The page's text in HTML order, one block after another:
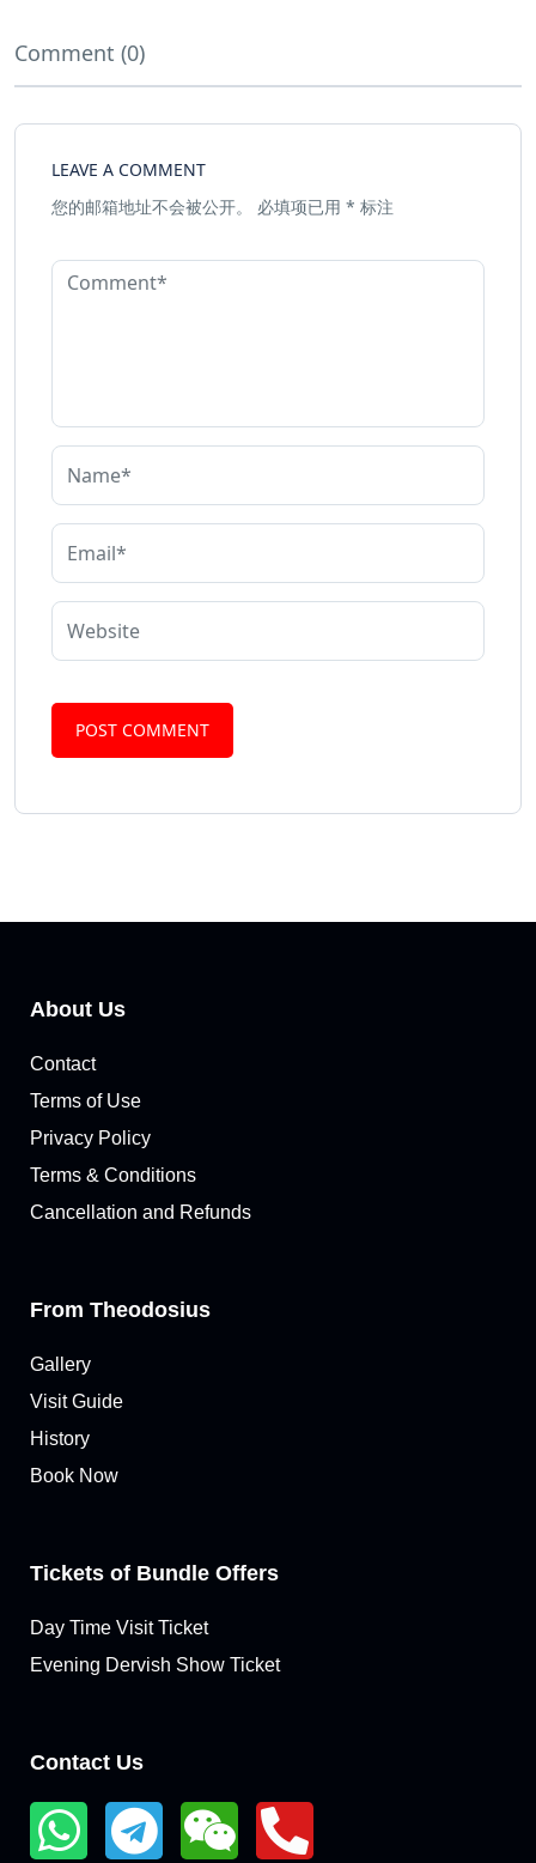
Comment (0)
LEAVE A COMMENT
您的邮箱地址不会被公开。
必填项已用 * 标注
About Us
Contact
Terms of Use
Privacy Policy
Terms & Conditions
Cancellation and Refunds
From Theodosius
Gallery
Visit Guide
History
Book Now
Tickets of Bundle Offers
Day Time Visit Ticket
Evening Dervish Show Ticket
Contact Us